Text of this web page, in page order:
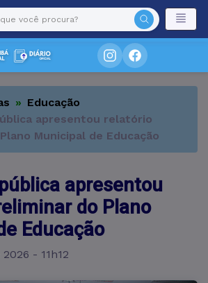
Educação
apresentou relatório
Municipal de Educação
apresentou
do Plano
Educação
- 11h12